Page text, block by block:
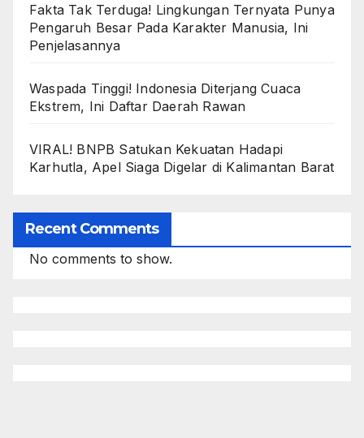
Fakta Tak Terduga! Lingkungan Ternyata Punya
Pengaruh Besar Pada Karakter Manusia, Ini
Penjelasannya
Waspada Tinggi! Indonesia Diterjang Cuaca
Ekstrem, Ini Daftar Daerah Rawan
VIRAL! BNPB Satukan Kekuatan Hadapi
Karhutla, Apel Siaga Digelar di Kalimantan Barat
Recent Comments
No comments to show.